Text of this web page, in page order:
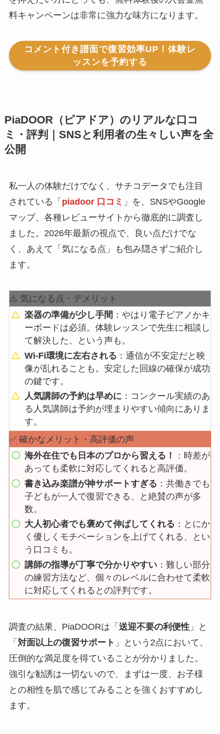
料キャンペーンは非常に強力な味方になります。
コメント付き譜面で復習効率UP！体験レ
ッスンを予約する
PiaDOOR（ピアドア）のリアルな口コ
ミ・評判｜SNSと利用者の生々しい声を全
公開
私一人の体験だけでなく、サチコデータでも注目
されている「 piadoor 口コミ 」を、SNSやGoogle
マップ、各種レビューサイトから徹底的に調査し
ました。2026年最新の視点で、良い点だけでな
く、あえて「気になる点」も包み隠さずご紹介し
ます。
⚠️ 気になる点・デメリット
楽器の準備が少し手間 ：やはり電子ピアノかキ
ーボードは必須。体験レッスンで先生に相談し
て解決した、という声も。
Wi-Fi環境に左右される ：通信が不安定だと映
像が乱れることも。安定した回線の確保が成功
の鍵です。
人気講師の予約は早めに ：コンクール実績のあ
る人気講師は予約が埋まりやすい傾向にありま
す。
✅ 確かなメリット・高評価の声
海外在住でも日本のプロから習える！
：時差が
あっても柔軟に対応してくれると高評価。
書き込み楽譜が神サポートすぎる ：共働きでも
子どもが一人で復習できる、と絶賛の声が多
数。
大人初心者でも褒めて伸ばしてくれる ：とにか
く優しくモチベーションを上げてくれる、とい
う口コミも。
講師の指導が丁寧で分かりやすい ：難しい部分
の練習方法など、個々のレベルに合わせて柔軟
に対応してくれるとの評判です。
調査の結果、PiaDOORは「 送迎不要の利便性」と
「 対面以上の復習サポート 」という2点において、
圧倒的な満足度を得ていることが分かりました。
強引な勧誘は一切ないので、まずは一度、お子様
との相性を肌で感じてみることを強くおすすめし
ます。